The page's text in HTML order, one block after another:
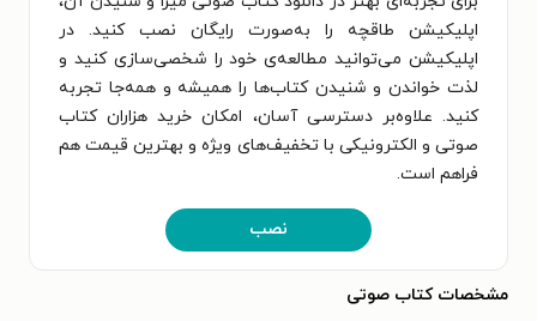
اپلیکیشن طاقچه را به‌صورت رایگان نصب کنید. در
اپلیکیشن می‌توانید مطالعه‌ی خود را شخصی‌سازی کنید و
لذت خواندن و شنیدن کتاب‌ها را همیشه و همه‌جا تجربه
کنید. علاوه‌بر دسترسی آسان، امکان خرید هزاران کتاب
صوتی و الکترونیکی با تخفیف‌های ویژه و بهترین قیمت هم
فراهم است.
نصب
مشخصات کتاب صوتی